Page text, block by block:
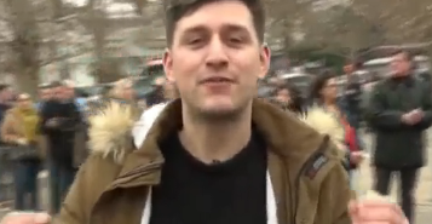
ESTÉTICA 360 TV
CARAS Y NEGOCIOS
SCOUTING PARA UN CAMBIO
INTELEXIS TV
ENTRE NOS
MODO FONTEVECCHIA
PERIODISMO PURO
REPERFILAR